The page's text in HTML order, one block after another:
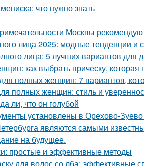
что нужно знать
Москвы
лица 2025: модные тенденции и
лица: 5 лучших вариантов для
как выбрать прическу, которая
полных женщин: 7 вариантов,
полных женщин: стиль и
ли, что он голубой
установлены в Орехово-
являются самыми
на будущее.
простые и эффективные методы
для волос со лба: эффективные